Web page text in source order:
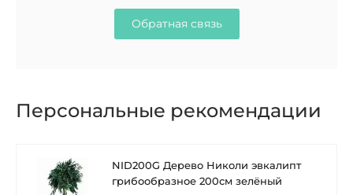
Обратная связь
Персональные рекомендации
NID200G Дерево Николи эвкалипт
грибообразное 200см зелёный